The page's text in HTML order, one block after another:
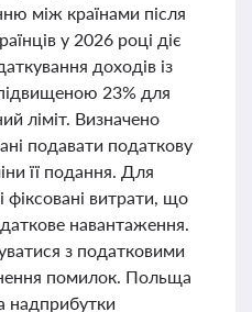
між країнами після
у 2026 році діє
доходів із
23% для
ліміт. Визначено
подавати податкову
її подання. Для
фіксовані витрати, що
навантаження.
з податковими
помилок. Польща
надприбутки